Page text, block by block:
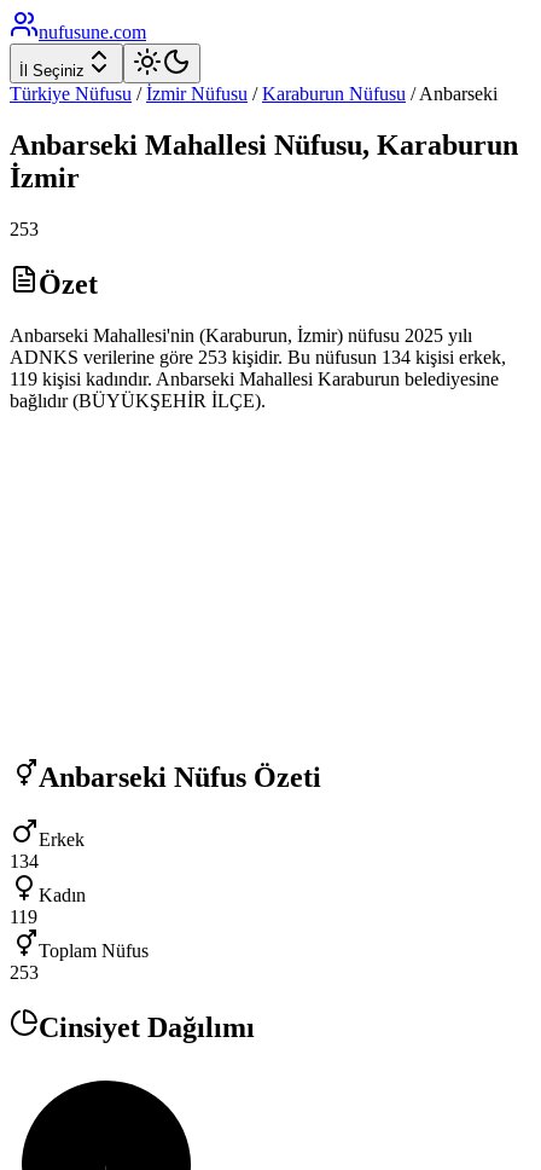
nufusune.com
İl Seçiniz
Türkiye Nüfusu / İzmirNüfusu / Karaburun Nüfusu /Anbarseki
Anbarseki Mahallesi Nüfusu, Karaburun
İzmir
253
Özet
Anbarseki Mahallesi'nin (Karaburun, İzmir) nüfusu 2025 yılı
ADNKS verilerine göre 253 kişidir. Bu nüfusun 134 kişisi erkek,
119 kişisi kadındır. Anbarseki Mahallesi Karaburun belediyesine
bağlıdır (BÜYÜKŞEHİR İLÇE).
Anbarseki Nüfus Özeti
Erkek
134
Kadın
119
Toplam Nüfus
253
Cinsiyet Dağılımı